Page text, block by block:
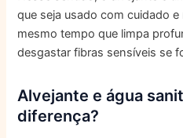
que seja usado com cuidado
mesmo tempo que limpa
desgastar fibras sensíveis se
Alvejante e água
diferença?